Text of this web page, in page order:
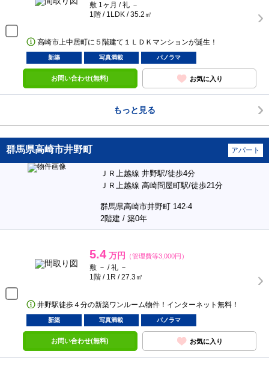
敷 1ヶ月 / 礼 －
1階 / 1LDK / 35.2㎡
高崎市上中居町に５階建て１ＬＤＫマンションが誕生！
新築 写真満載 パノラマ
お問い合わせ(無料) お気に入り
もっと見る
群馬県高崎市井野町 アパート
ＪＲ上越線 井野駅/徒歩4分
ＪＲ上越線 高崎問屋町駅/徒歩21分
群馬県高崎市井野町 142-4
2階建 / 築0年
5.4 万円 （管理費等3,000円）
敷 － / 礼 －
1階 / 1R / 27.3㎡
井野駅徒歩４分の新築ワンルーム物件！インターネット無料！
新築 写真満載 パノラマ
お問い合わせ(無料) お気に入り